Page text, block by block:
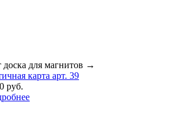
доска для магнитов →
карта арт. 39
руб.